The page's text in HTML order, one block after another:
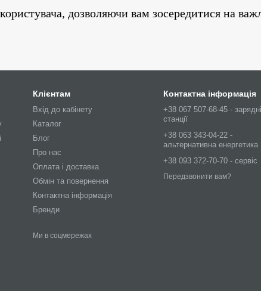
дозволяючи вам зосередитися на
Клієнтам
Вхід до кабінету
Каталог
Блог
Про нас
Оплата і доставка
Обмін та повернення
Контактна інформація
Бренди
Ми в соцмережах
Контактна інформація
+38 067 507-68-45 - зарядні
станції
+38 063 343-04-22 -
альтернативна енергетика
+38 093 372-70-70 - сервіс
Передзвонити вам?